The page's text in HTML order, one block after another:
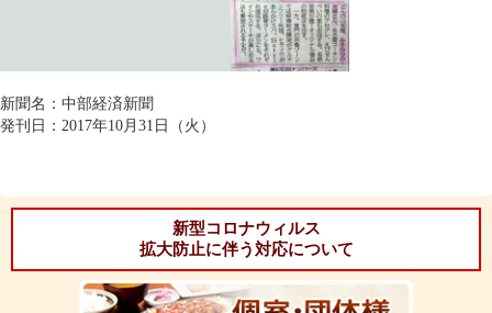
新聞名：中部経済新聞
発刊日：2017年10月31日（火）
新型コロナウィルス
拡大防止に伴う対応について